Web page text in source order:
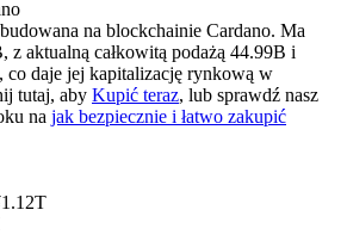
na blockchainie Cardano. Ma
z aktualną całkowitą podażą 44.99B i
co daje jej kapitalizację rynkową w
tutaj, aby Kupić teraz, lub sprawdź nasz
na jak bezpiecznie i łatwo zakupić
1.12T